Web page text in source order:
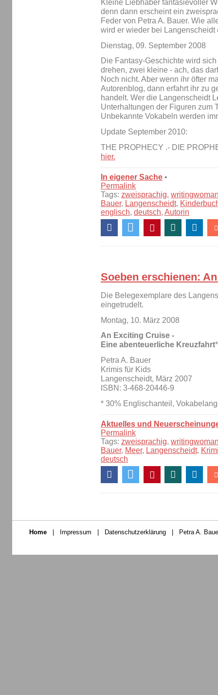
Kleine Liebhaber fantasievoller
denn dann erscheint ein
Feder von Petra A. Bauer. Wie
wird er wieder bei Langenscheidt
Dienstag, 09. September 2008
Die Fantasy-Geschichte wird
drehen, zwei kleine - ach, das
Noch nicht. Aber wenn ihr öfter
Autorenblog, dann erfahrt ihr zu
handelt. Wer die Langenscheidt
Unterhaltungen der Figuren zum
Unbekannte Vokabeln werden
Update September 2010:
THE PROPHECY .- DIE
hier.
In eigener Sache •
Permalink
Tags: zweisprachig,
Bauer, Langenscheidt,
englisch, deutsch, Autorin
Soeben erschienen:
Die Belegexemplare des
eingetrudelt.
Montag, 10. März 2008
An Exciting Cruise -
Eine abenteuerliche Kreuzfahrt*
Petra A. Bauer
Krimis für Kids
Langenscheidt, März 2007
ISBN: 3-468-20446-9
* 30% Englischanteil,
Aktuelles und
Permalink
Tags: zweisprachig,
Bauer, Meer, Langenscheidt,
deutsch
Home Impressum Datenschutzerklärung Petra A.